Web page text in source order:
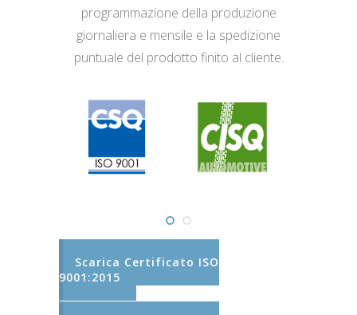
programmazione della produzione
giornaliera e mensile e la spedizione
puntuale del prodotto finito al cliente.
Scarica Certificato ISO
9001:2015